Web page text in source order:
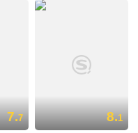
7.7 8.1